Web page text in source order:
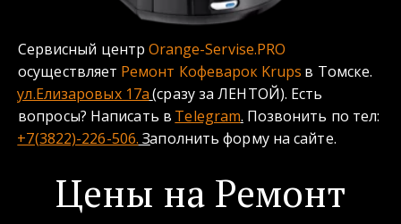
Сервисный центр Orange-Servise.PRO
осуществляет Ремонт Кофеварок Krups в Томске.
ул.Елизаровых 17а(сразу за ЛЕНТОЙ). Есть
вопросы? Написать в Telegram.
+7(3822)-226-506. Заполнить форму на сайте.
Цены на Ремонт